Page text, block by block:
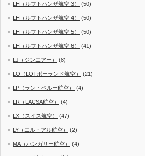
LH（ルフトハンザ航空 3） (50)
LH（ルフトハンザ航空 4） (50)
LH（ルフトハンザ航空 5） (50)
LH（ルフトハンザ航空 6） (41)
LJ（ジンエアー） (8)
LO（LOTポーランド航空） (21)
LP（ラン・ペルー航空） (4)
LR（LACSA航空） (4)
LX（スイス航空） (47)
LY（エル・アル航空） (2)
MA（ハンガリー航空） (4)